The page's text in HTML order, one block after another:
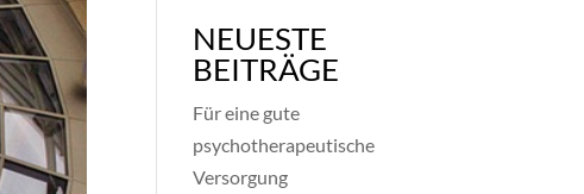
NEUESTE
BEITRÄGE
Für eine gute
psychotherapeutische
Versorgung